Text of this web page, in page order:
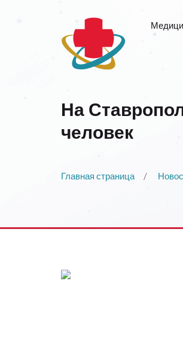
На
человек
Главная страница